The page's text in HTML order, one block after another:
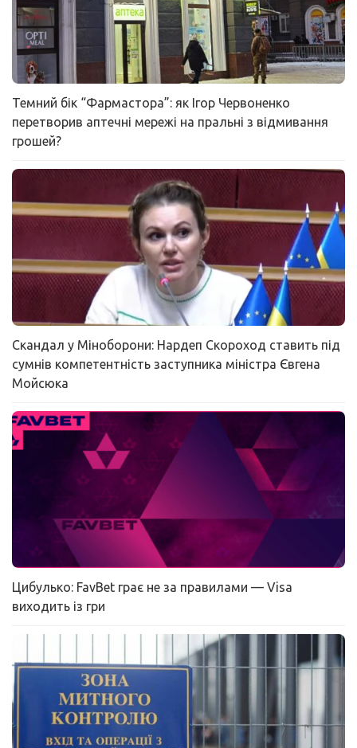
Темний бік “Фармастора”: як Ігор Червоненко
перетворив аптечні мережі на пральні з відмивання
грошей?
Скандал у Міноборони: Нардеп Скороход ставить під
сумнів компетентність заступника міністра Євгена
Мойсюка
Цибулько: FavBet грає не за правилами — Visa
виходить із гри